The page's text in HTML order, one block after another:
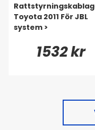
Toyota 2011 För JBL
system >
1532 kr